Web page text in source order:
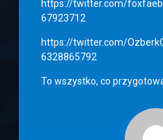
https://twitter.com/
67923712
https://twitter.com/
6328865792
To wszystko, co